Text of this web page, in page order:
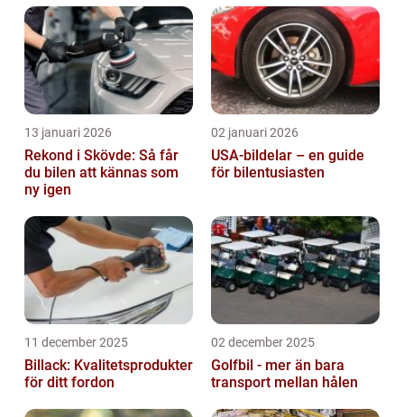
13 januari 2026
Rekond i Skövde: Så får
du bilen att kännas som
ny igen
02 januari 2026
USA-bildelar – en guide
för bilentusiasten
11 december 2025
Billack: Kvalitetsprodukter
för ditt fordon
02 december 2025
Golfbil - mer än bara
transport mellan hålen